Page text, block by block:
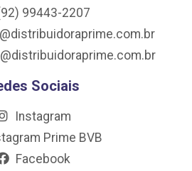
99443-2207
Sociais
Instagram
Prime BVB
Facebook